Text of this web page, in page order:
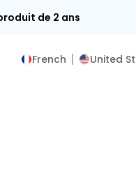
de 2 ans
French United